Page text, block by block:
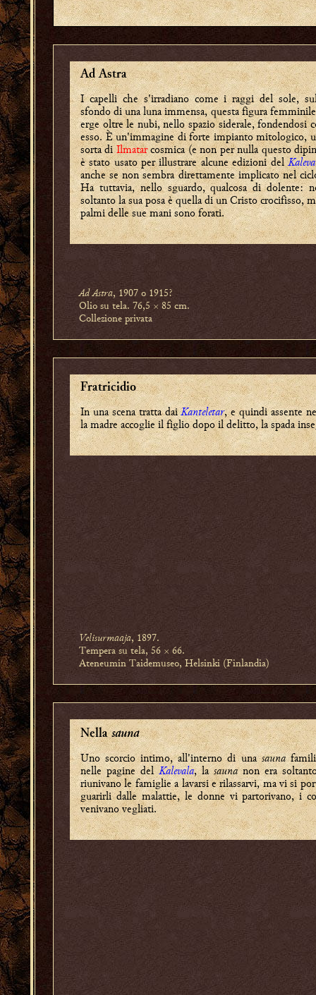
Ad Astra
I capelli che s'irradiano come i raggi del sole,
sfondo di una luna immensa, questa figura
erge oltre le nubi, nello spazio siderale, fondendosi
esso. È un'immagine di forte impianto mitologico,
sorta diIlmatarcosmica (e non per nulla questo
è stato usato per illustrare alcune edizioni del
anche se non sembra direttamente implicato nel
Ha tuttavia, nello sguardo, qualcosa di dolente:
soltanto la sua posa è quella di un Cristo crocifisso,
palmi delle sue mani sono forati.
Ad Astra, 1907 o 1915?
Olio su tela. 76,5 × 85 cm.
Collezione privata
Fratricidio
In una scena tratta daiKanteletar, e quindi assente
la madre accoglie il figlio dopo il delitto, la spada
Velisurmaaja, 1897.
Tempera su tela, 56 × 66.
Ateneumin Taidemuseo, Helsinki (Finlandia)
Nellasauna
Uno scorcio intimo, all'interno di unasauna
nelle pagine delKalevala, lasaunanon era
riunivano le famiglie a lavarsi e rilassarvi, ma vi si
guarirli dalle malattie, le donne vi partorivano, i
venivano vegliati.